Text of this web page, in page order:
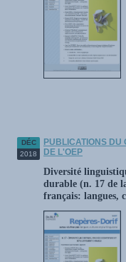
DÉC
2018
PUBLICATIONS DU
DE L'OEP
Diversité
durable (n. 17 de
français: langues,